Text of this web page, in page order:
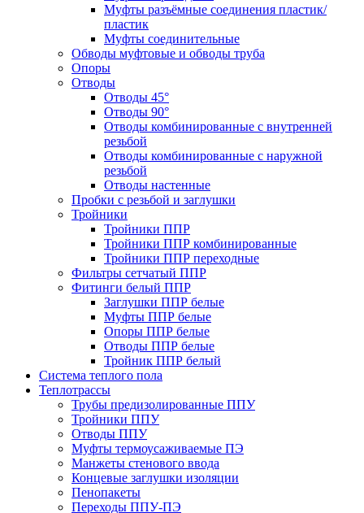
Муфты разъёмные соединения пластик/
пластик
Муфты соединительные
Обводы муфтовые и обводы труба
Опоры
Отводы
Отводы 45°
Отводы 90°
Отводы комбинированные с внутренней
резьбой
Отводы комбинированные с наружной
резьбой
Отводы настенные
Пробки с резьбой и заглушки
Тройники
Тройники ППР
Тройники ППР комбинированные
Тройники ППР переходные
Фильтры сетчатый ППР
Фитинги белый ППР
Заглушки ППР белые
Муфты ППР белые
Опоры ППР белые
Отводы ППР белые
Тройник ППР белый
Система теплого пола
Теплотрассы
Трубы предизолированные ППУ
Тройники ППУ
Отводы ППУ
Муфты термоусаживаемые ПЭ
Манжеты стенового ввода
Концевые заглушки изоляции
Пенопакеты
Переходы ППУ-ПЭ